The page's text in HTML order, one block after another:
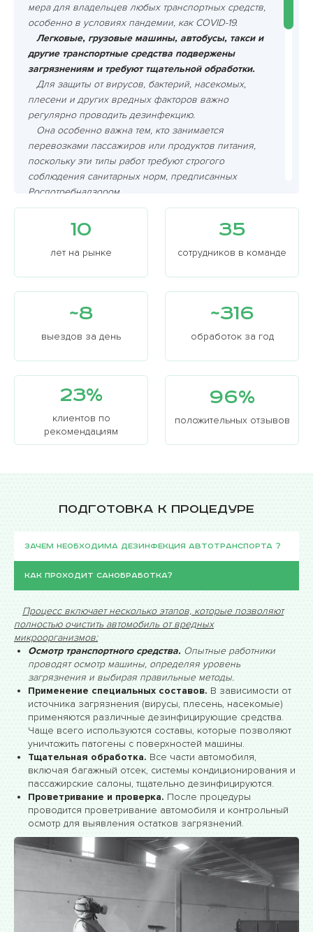
мера для владельцев любых транспортных средств,
особенно в условиях пандемии, как COVID-19.
Легковые, грузовые машины, автобусы, такси и
другие транспортные средства подвержены
загрязнениям и требуют тщательной обработки.
Для защиты от вирусов, бактерий, насекомых,
плесени и других вредных факторов важно
регулярно проводить дезинфекцию.
Она особенно важна тем, кто занимается
перевозками пассажиров или продуктов питания,
поскольку эти типы работ требуют строгого
соблюдения санитарных норм, предписанных
Роспотребнадзором.
10
лет на рынке
35
сотрудников в команде
~8
выездов за день
~316
обработок за год
23%
клиентов по
рекомендациям
96%
положительных отзывов
Подготовка к процедуре
Зачем необходима дезинфекция автотранспорта ?
Как проходит санобработка?
Процесс включает несколько этапов, которые позволяют
полностью очистить автомобиль от вредных
микроорганизмов:
Осмотр транспортного средства. Опытные работники
проводят осмотр машины, определяя уровень
загрязнения и выбирая правильные методы.
Применение специальных составов. В зависимости от
источника загрязнения (вирусы, плесень, насекомые)
применяются различные дезинфицирующие средства.
Чаще всего используются составы, которые позволяют
уничтожить патогены с поверхностей машины.
Тщательная обработка. Все части автомобиля,
включая багажный отсек, системы кондиционирования и
пассажирские салоны, тщательно дезинфицируются.
Проветривание и проверка. После процедуры
проводится проветривание автомобиля и контрольный
осмотр для выявления остатков загрязнений.